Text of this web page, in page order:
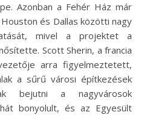
Azonban a Fehér Ház már
és Dallas közötti nagy
mivel a projektet a
Scott Sherin, a francia
arra figyelmeztetett,
a sűrű városi építkezések
bejutni a nagyvárosok
bonyolult, és az Egyesült